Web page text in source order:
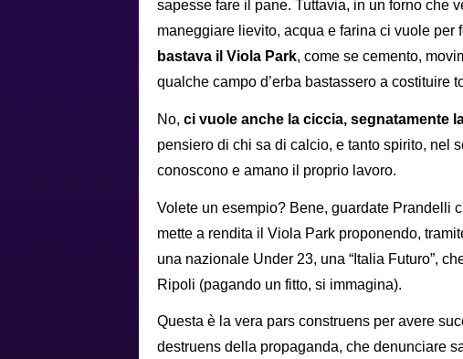
sapesse fare il pane. Tuttavia, in un forno che
maneggiare lievito, acqua e farina ci vuole per
bastava il Viola Park, come se cemento,
qualche campo d’erba bastassero a costituire
No, ci vuole anche la ciccia, segnatamente
pensiero di chi sa di calcio, e tanto spirito, nel
conoscono e amano il proprio lavoro.
Volete un esempio? Bene, guardate Prandelli
mette a rendita il Viola Park proponendo,
una nazionale Under 23, una “Italia Futuro”,
Ripoli (pagando un fitto, si immagina).
Questa è la vera pars construens per avere
destruens della propaganda, che denunciare